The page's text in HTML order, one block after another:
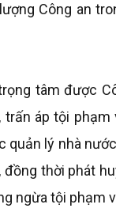
Công an
tâm được
áp tội phạm
quản lý nhà
thời phát
ngừa tội phạm